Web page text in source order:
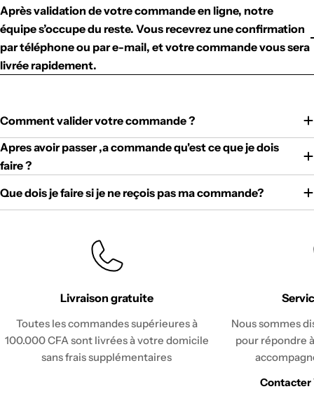
Après validation de votre commande en ligne, notre
équipe s’occupe du reste. Vous recevrez une confirmation
par téléphone ou par e-mail, et votre commande vous sera
livrée rapidement.
Comment valider votre commande ?
Apres avoir passer ,a commande qu'est ce que je dois
faire ?
Que dois je faire si je ne reçois pas ma commande?
Livraison gratuite
Toutes les commandes supérieures à
100.000 CFA sont livrées à votre domicile
sans frais supplémentaires
Nous sommes
pour répondre
Contacter